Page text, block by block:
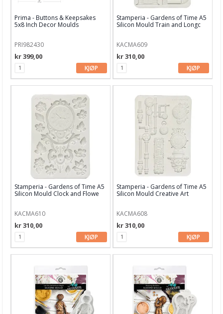
Scrapbooking & lommescrapping
Planners & kalender
Art Journaling & Mixed Media
Vokssegl & tilbehør
Lim & Verktøy
Barnehobby
Bånd, Blonder & Tekstil
Garn & Tilbehør
Gips, støp, form
Betong
Former
Smykkebetong
Hobby - generelt
Julens produkter
Prima - Buttons & Keepsakes
5x8 Inch Decor Moulds
PRI982430
kr 399,00
KJØP
Stamperia - Gardens of Time A5
Silicon Mould Train and Longc
KACMA609
kr 310,00
KJØP
Stamperia - Gardens of Time A5
Silicon Mould Clock and Flowe
KACMA610
kr 310,00
KJØP
Stamperia - Gardens of Time A5
Silicon Mould Creative Art
KACMA608
kr 310,00
KJØP